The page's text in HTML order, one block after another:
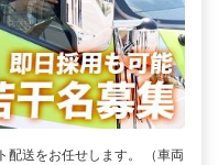
配送をお任せします。 （車両